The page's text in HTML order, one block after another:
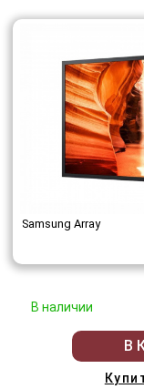
Samsung Array
В наличии
В